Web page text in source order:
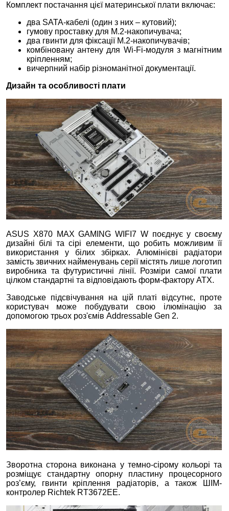
Комплект постачання цієї материнської плати включає:
два SATA-кабелі (один з них – кутовий);
гумову проставку для M.2-накопичувача;
два гвинти для фіксації M.2-накопичувачів;
комбіновану антену для Wi-Fi-модуля з магнітним
кріпленням;
вичерпний набір різноманітної документації.
Дизайн та особливості плати
ASUS X870 MAX GAMING WIFI7 W поєднує у своєму
дизайні білі та сірі елементи, що робить можливим її
використання у білих збірках. Алюмінієві радіатори
замість звичних найменувань серії містять лише логотип
виробника та футуристичні лінії. Розміри самої плати
цілком стандартні та відповідають форм-фактору ATX.
Заводське підсвічування на цій платі відсутнє, проте
користувач може побудувати свою ілюмінацію за
допомогою трьох роз'ємів Addressable Gen 2.
Зворотна сторона виконана у темно-сірому кольорі та
розміщує стандартну опорну пластину процесорного
роз’єму, гвинти кріплення радіаторів, а також ШІМ-
контролер Richtek RT3672EE.